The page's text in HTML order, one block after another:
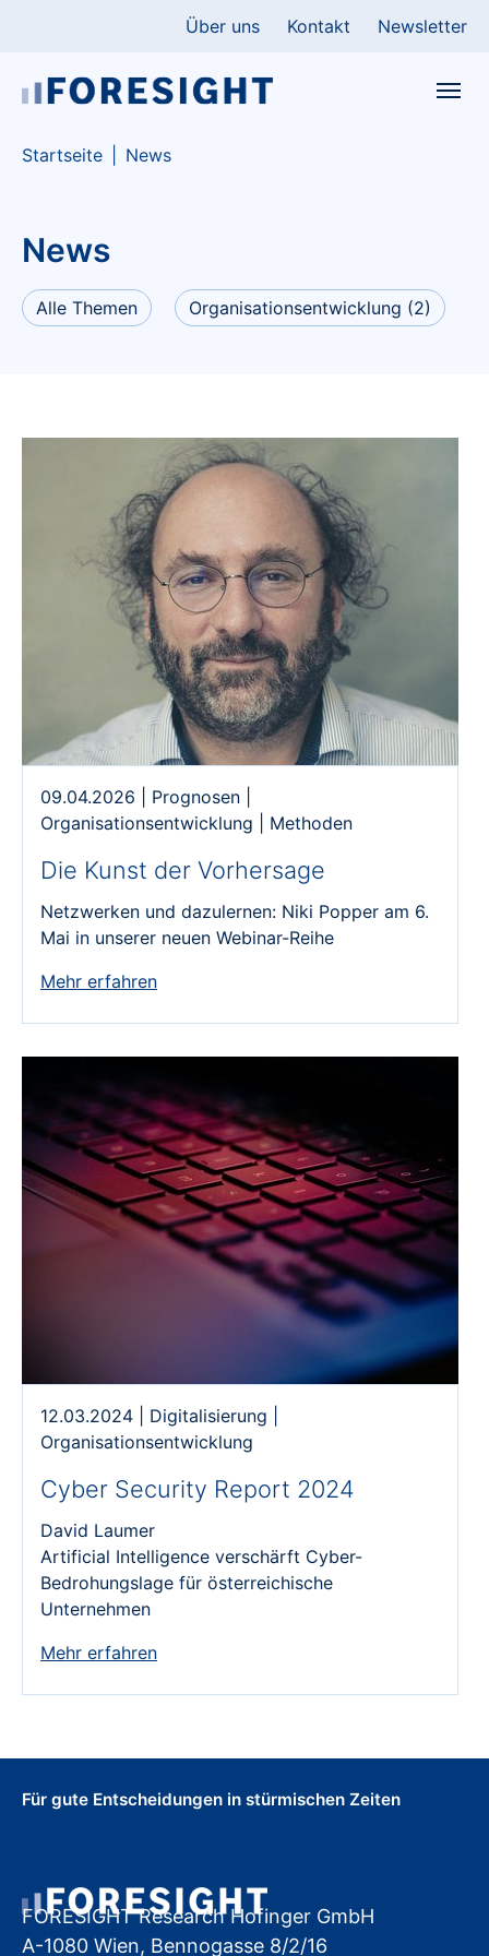
Über uns Kontakt Newsletter
You are here:
Startseite News
News
Alle Themen Organisationsentwicklung (2)
09.04.2026 Prognosen
Organisationsentwicklung
Methoden
Die Kunst der Vorhersage
Netzwerken und dazulernen: Niki Popper am 6.
Mai in unserer neuen Webinar-Reihe
Mehr erfahren
12.03.2024 Digitalisierung
Organisationsentwicklung
Cyber Security Report 2024
David Laumer
Artificial Intelligence verschärft Cyber-
Bedrohungslage für österreichische
Unternehmen
Mehr erfahren
Für gute Entscheidungen in stürmischen Zeiten
FORESIGHT Research Hofinger GmbH
A-1080 Wien, Bennogasse 8/2/16